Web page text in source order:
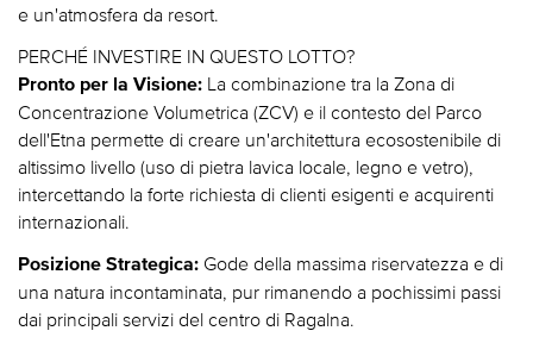
e un'atmosfera da resort.
PERCHÉ INVESTIRE IN QUESTO LOTTO?
Pronto per la Visione: La combinazione tra la Zona di
Concentrazione Volumetrica (ZCV) e il contesto del Parco
dell'Etna permette di creare un'architettura ecosostenibile di
altissimo livello (uso di pietra lavica locale, legno e vetro),
intercettando la forte richiesta di clienti esigenti e acquirenti
internazionali.
Posizione Strategica: Gode della massima riservatezza e di
una natura incontaminata, pur rimanendo a pochissimi passi
dai principali servizi del centro di Ragalna.